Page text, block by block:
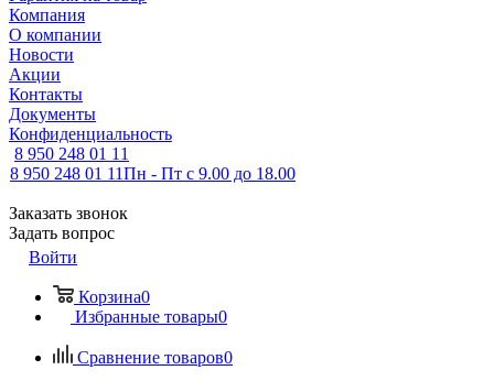
Компания
О компании
Новости
Акции
Контакты
Документы
Конфиденциальность
8 950 248 01 11
8 950 248 01 11Пн - Пт с 9.00 до 18.00
Заказать звонок
Задать вопрос
Войти
Корзина0
Избранные товары0
Сравнение товаров0